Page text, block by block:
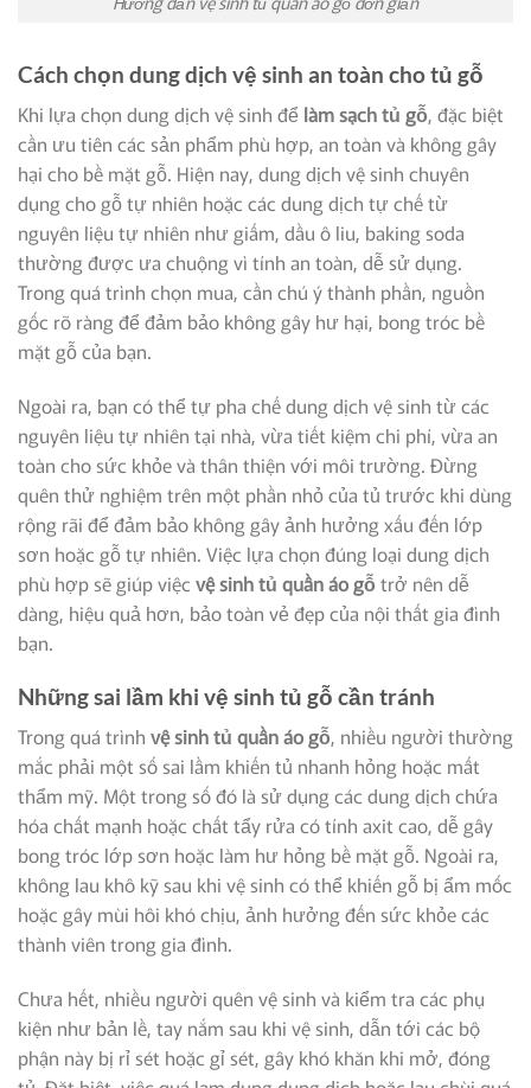
Cách chọn dung dịch vệ sinh an toàn cho tủ gỗ
Khi lựa chọn dung dịch vệ sinh để làm sạch tủ gỗ, đặc biệt
cần ưu tiên các sản phẩm phù hợp, an toàn và không gây
hại cho bề mặt gỗ. Hiện nay, dung dịch vệ sinh chuyên
dụng cho gỗ tự nhiên hoặc các dung dịch tự chế từ
nguyên liệu tự nhiên như giấm, dầu ô liu, baking soda
thường được ưa chuộng vì tính an toàn, dễ sử dụng.
Trong quá trình chọn mua, cần chú ý thành phần, nguồn
gốc rõ ràng để đảm bảo không gây hư hại, bong tróc bề
mặt gỗ của bạn.
Ngoài ra, bạn có thể tự pha chế dung dịch vệ sinh từ các
nguyên liệu tự nhiên tại nhà, vừa tiết kiệm chi phí, vừa an
toàn cho sức khỏe và thân thiện với môi trường. Đừng
quên thử nghiệm trên một phần nhỏ của tủ trước khi dùng
rộng rãi để đảm bảo không gây ảnh hưởng xấu đến lớp
sơn hoặc gỗ tự nhiên. Việc lựa chọn đúng loại dung dịch
phù hợp sẽ giúp việc vệ sinh tủ quần áo gỗ trở nên dễ
dàng, hiệu quả hơn, bảo toàn vẻ đẹp của nội thất gia đình
bạn.
Những sai lầm khi vệ sinh tủ gỗ cần tránh
Trong quá trình vệ sinh tủ quần áo gỗ, nhiều người thường
mắc phải một số sai lầm khiến tủ nhanh hỏng hoặc mất
thẩm mỹ. Một trong số đó là sử dụng các dung dịch chứa
hóa chất mạnh hoặc chất tẩy rửa có tính axit cao, dễ gây
bong tróc lớp sơn hoặc làm hư hỏng bề mặt gỗ. Ngoài ra,
không lau khô kỹ sau khi vệ sinh có thể khiến gỗ bị ẩm mốc
hoặc gây mùi hôi khó chịu, ảnh hưởng đến sức khỏe các
thành viên trong gia đình.
Chưa hết, nhiều người quên vệ sinh và kiểm tra các phụ
kiện như bản lề, tay nắm sau khi vệ sinh, dẫn tới các bộ
phận này bị rỉ sét hoặc gỉ sét, gây khó khăn khi mở, đóng